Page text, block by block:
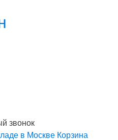
звонок
в Москве Корзина